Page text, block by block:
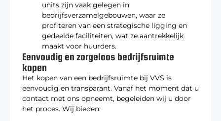
units zijn vaak gelegen in
bedrijfsverzamelgebouwen, waar ze
profiteren van een strategische ligging en
gedeelde faciliteiten, wat ze aantrekkelijk
maakt voor huurders.
Eenvoudig en zorgeloos bedrijfsruimte
kopen
Het kopen van een bedrijfsruimte bij VVS is
eenvoudig en transparant. Vanaf het moment dat u
contact met ons opneemt, begeleiden wij u door
het proces. Wij bieden: